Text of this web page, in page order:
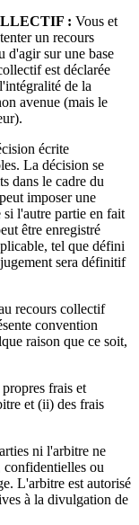
: Vous et
un recours
d'agir sur une base
est déclarée
de la
avenue (mais le
écrite
La décision se
dans le cadre du
imposer une
si l'autre partie en fait
être enregistré
tel que défini
sera définitif
recours collectif
convention
raison que ce soit,
frais et
et (ii) des frais
ni l'arbitre ne
confidentielles ou
L'arbitre est autorisé
à la divulgation de